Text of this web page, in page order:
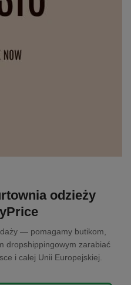
odzieży
— pomagamy butikom,
dropshippingowym zarabiać
i całej Unii Europejskiej.